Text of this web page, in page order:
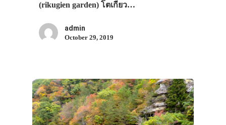
(rikugien garden) โตเกียว…
admin
October 29, 2019